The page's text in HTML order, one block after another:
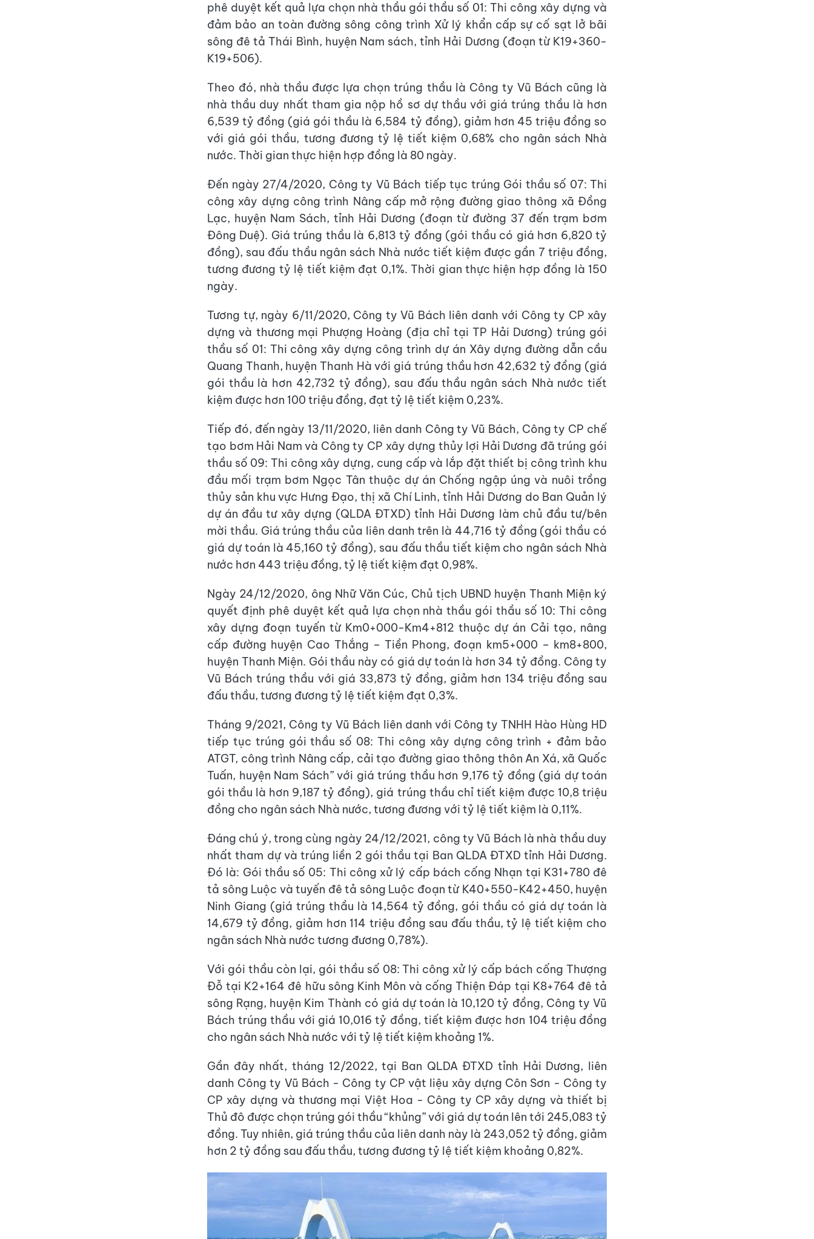
phê duyệt kết quả lựa chọn nhà thầu gói thầu số 01: Thi công xây dựng và
đảm bảo an toàn đường sông công trình Xử lý khẩn cấp sự cố sạt lở bãi
sông đê tả Thái Bình, huyện Nam sách, tỉnh Hải Dương (đoạn từ K19+360-
K19+506).
Theo đó, nhà thầu được lựa chọn trúng thầu là Công ty Vũ Bách cũng là
nhà thầu duy nhất tham gia nộp hồ sơ dự thầu với giá trúng thầu là hơn
6,539 tỷ đồng (giá gói thầu là 6,584 tỷ đồng), giảm hơn 45 triệu đồng so
với giá gói thầu, tương đương tỷ lệ tiết kiệm 0,68% cho ngân sách Nhà
nước. Thời gian thực hiện hợp đồng là 80 ngày.
Đến ngày 27/4/2020, Công ty Vũ Bách tiếp tục trúng Gói thầu số 07: Thi
công xây dựng công trình Nâng cấp mở rộng đường giao thông xã Đồng
Lạc, huyện Nam Sách, tỉnh Hải Dương (đoạn từ đường 37 đến trạm bơm
Đông Duệ). Giá trúng thầu là 6,813 tỷ đồng (gói thầu có giá hơn 6,820 tỷ
đồng), sau đấu thầu ngân sách Nhà nước tiết kiệm được gần 7 triệu đồng,
tương đương tỷ lệ tiết kiệm đạt 0,1%. Thời gian thực hiện hợp đồng là 150
ngày.
Tương tự, ngày 6/11/2020, Công ty Vũ Bách liên danh với Công ty CP xây
dựng và thương mại Phượng Hoàng (địa chỉ tại TP Hải Dương) trúng gói
thầu số 01: Thi công xây dựng công trình dự án Xây dựng đường dẫn cầu
Quang Thanh, huyện Thanh Hà với giá trúng thầu hơn 42,632 tỷ đồng (giá
gói thầu là hơn 42,732 tỷ đồng), sau đấu thầu ngân sách Nhà nước tiết
kiệm được hơn 100 triệu đồng, đạt tỷ lệ tiết kiệm 0,23%.
Tiếp đó, đến ngày 13/11/2020, liên danh Công ty Vũ Bách, Công ty CP chế
tạo bơm Hải Nam và Công ty CP xây dựng thủy lợi Hải Dương đã trúng gói
thầu số 09: Thi công xây dựng, cung cấp và lắp đặt thiết bị công trình khu
đầu mối trạm bơm Ngọc Tân thuộc dự án Chống ngập úng và nuôi trồng
thủy sản khu vực Hưng Đạo, thị xã Chí Linh, tỉnh Hải Dương do Ban Quản lý
dự án đầu tư xây dựng (QLDA ĐTXD) tỉnh Hải Dương làm chủ đầu tư/bên
mời thầu. Giá trúng thầu của liên danh trên là 44,716 tỷ đồng (gói thầu có
giá dự toán là 45,160 tỷ đồng), sau đấu thầu tiết kiệm cho ngân sách Nhà
nước hơn 443 triệu đồng, tỷ lệ tiết kiệm đạt 0,98%.
Ngày 24/12/2020, ông Nhữ Văn Cúc, Chủ tịch UBND huyện Thanh Miện ký
quyết định phê duyệt kết quả lựa chọn nhà thầu gói thầu số 10: Thi công
xây dựng đoạn tuyến từ Km0+000-Km4+812 thuộc dự án Cải tạo, nâng
cấp đường huyện Cao Thắng – Tiền Phong, đoạn km5+000 – km8+800,
huyện Thanh Miện. Gói thầu này có giá dự toán là hơn 34 tỷ đồng. Công ty
Vũ Bách trúng thầu với giá 33,873 tỷ đồng, giảm hơn 134 triệu đồng sau
đấu thầu, tương đương tỷ lệ tiết kiệm đạt 0,3%.
Tháng 9/2021, Công ty Vũ Bách liên danh với Công ty TNHH Hào Hùng HD
tiếp tục trúng gói thầu số 08: Thi công xây dựng công trình + đảm bảo
ATGT, công trình Nâng cấp, cải tạo đường giao thông thôn An Xá, xã Quốc
Tuấn, huyện Nam Sách” với giá trúng thầu hơn 9,176 tỷ đồng (giá dự toán
gói thầu là hơn 9,187 tỷ đồng), giá trúng thầu chỉ tiết kiệm được 10,8 triệu
đồng cho ngân sách Nhà nước, tương đương với tỷ lệ tiết kiệm là 0,11%.
Đáng chú ý, trong cùng ngày 24/12/2021, công ty Vũ Bách là nhà thầu duy
nhất tham dự và trúng liền 2 gói thầu tại Ban QLDA ĐTXD tỉnh Hải Dương.
Đó là: Gói thầu số 05: Thi công xử lý cấp bách cống Nhạn tại K31+780 đê
tả sông Luộc và tuyến đê tả sông Luộc đoạn từ K40+550-K42+450, huyện
Ninh Giang (giá trúng thầu là 14,564 tỷ đồng, gói thầu có giá dự toán là
14,679 tỷ đồng, giảm hơn 114 triệu đồng sau đấu thầu, tỷ lệ tiết kiệm cho
ngân sách Nhà nước tương đương 0,78%).
Với gói thầu còn lại, gói thầu số 08: Thi công xử lý cấp bách cống Thượng
Đỗ tại K2+164 đê hữu sông Kinh Môn và cống Thiện Đáp tại K8+764 đê tả
sông Rạng, huyện Kim Thành có giá dự toán là 10,120 tỷ đồng, Công ty Vũ
Bách trúng thầu với giá 10,016 tỷ đồng, tiết kiệm được hơn 104 triệu đồng
cho ngân sách Nhà nước với tỷ lệ tiết kiệm khoảng 1%.
Gần đây nhất, tháng 12/2022, tại Ban QLDA ĐTXD tỉnh Hải Dương, liên
danh Công ty Vũ Bách - Công ty CP vật liệu xây dựng Côn Sơn - Công ty
CP xây dựng và thương mại Việt Hoa - Công ty CP xây dựng và thiết bị
Thủ đô được chọn trúng gói thầu “khủng” với giá dự toán lên tới 245,083 tỷ
đồng. Tuy nhiên, giá trúng thầu của liên danh này là 243,052 tỷ đồng, giảm
hơn 2 tỷ đồng sau đấu thầu, tương đương tỷ lệ tiết kiệm khoảng 0,82%.